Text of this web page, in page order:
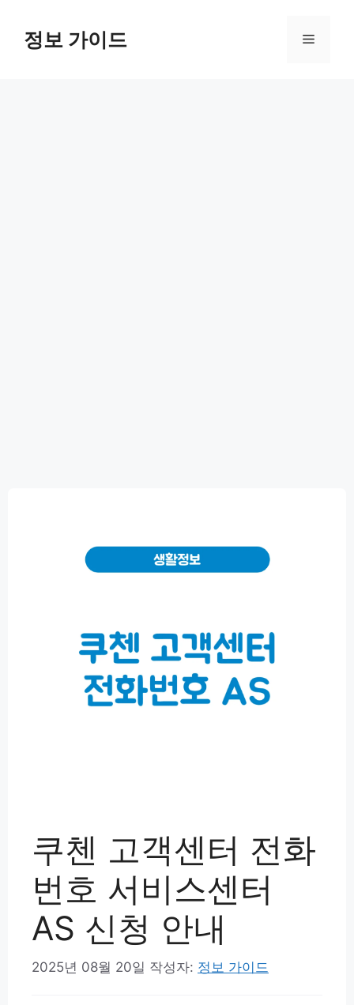
정보 가이드 메
쿠첸 고객센터 전화
번호 서비스센터
AS 신청 안내
2025년 08월 20일 작성자: 정보 가이드